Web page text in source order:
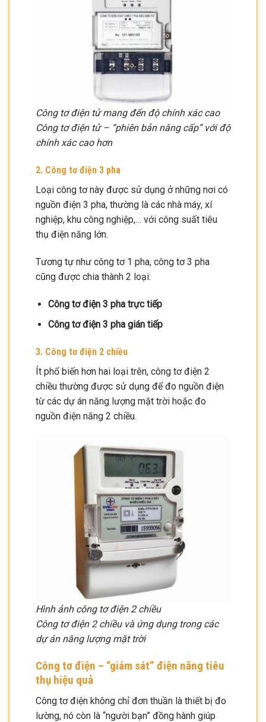
Công tơ điện tử mang đến độ chính xác cao
Công tơ điện tử – “phiên bản nâng cấp” với độ
chính xác cao hơn
2. Công tơ điện 3 pha
Loại công tơ này được sử dụng ở những nơi có
nguồn điện 3 pha, thường là các nhà máy, xí
nghiệp, khu công nghiệp,… với công suất tiêu
thụ điện năng lớn.
Tương tự như công tơ 1 pha, công tơ 3 pha
cũng được chia thành 2 loại:
Công tơ điện 3 pha trực tiếp
Công tơ điện 3 pha gián tiếp
3. Công tơ điện 2 chiều
Ít phổ biến hơn hai loại trên, công tơ điện 2
chiều thường được sử dụng để đo nguồn điện
từ các dự án năng lượng mặt trời hoặc đo
nguồn điện năng 2 chiều.
Hình ảnh công tơ điện 2 chiều
Công tơ điện 2 chiều và ứng dụng trong các
dự án năng lượng mặt trời
Công tơ điện – “giám sát” điện năng tiêu
thụ hiệu quả
Công tơ điện không chỉ đơn thuần là thiết bị đo
lường, nó còn là “người bạn” đồng hành giúp